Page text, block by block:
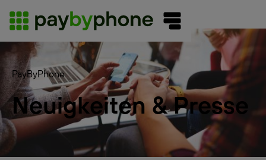
PayByPhone
Neuigkeiten & Presse